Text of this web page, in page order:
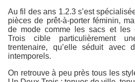
Au fil des ans 1.2.3 s’est
pièces de prêt-à-porter féminin,
de mode comme les sacs et les
Trois cible particulièrement
trentenaire, qu’elle séduit avec
intemporels.
On retrouve à peu près tous les